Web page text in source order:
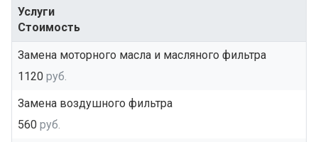
Услуги
Стоимость
Замена моторного масла и масляного фильтра
1120 руб.
Замена воздушного фильтра
560 руб.